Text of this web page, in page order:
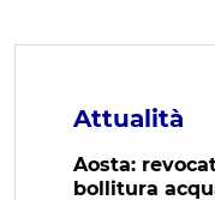
Attualità
Aosta:
bollitura